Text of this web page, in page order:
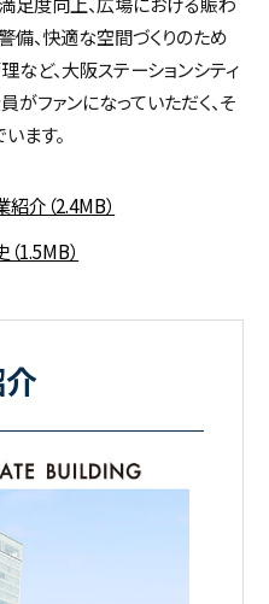
備、快適な空間づくりのため
など、大阪ステーションシティ
ファンになっていただく、そ
ます。
介（2.4MB）
1.5MB）